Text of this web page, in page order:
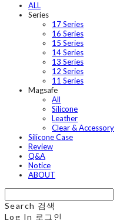
ALL
Series
17 Series
16 Series
15 Series
14 Series
13 Series
12 Series
11 Series
Magsafe
All
Silicone
Leather
Clear & Accessory
Silicone Case
Review
Q&A
Notice
ABOUT
Search 검색
Log In 로그인